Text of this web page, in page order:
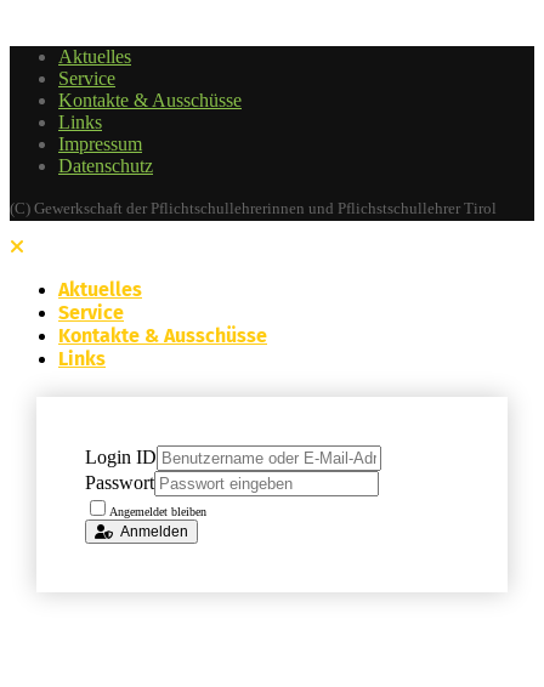
Aktuelles
Service
Kontakte & Ausschüsse
Links
Impressum
Datenschutz
(C) Gewerkschaft der Pflichtschullehrerinnen und Pflichstschullehrer Tirol
Aktuelles
Service
Kontakte & Ausschüsse
Links
Login ID
Passwort
Angemeldet bleiben
Anmelden